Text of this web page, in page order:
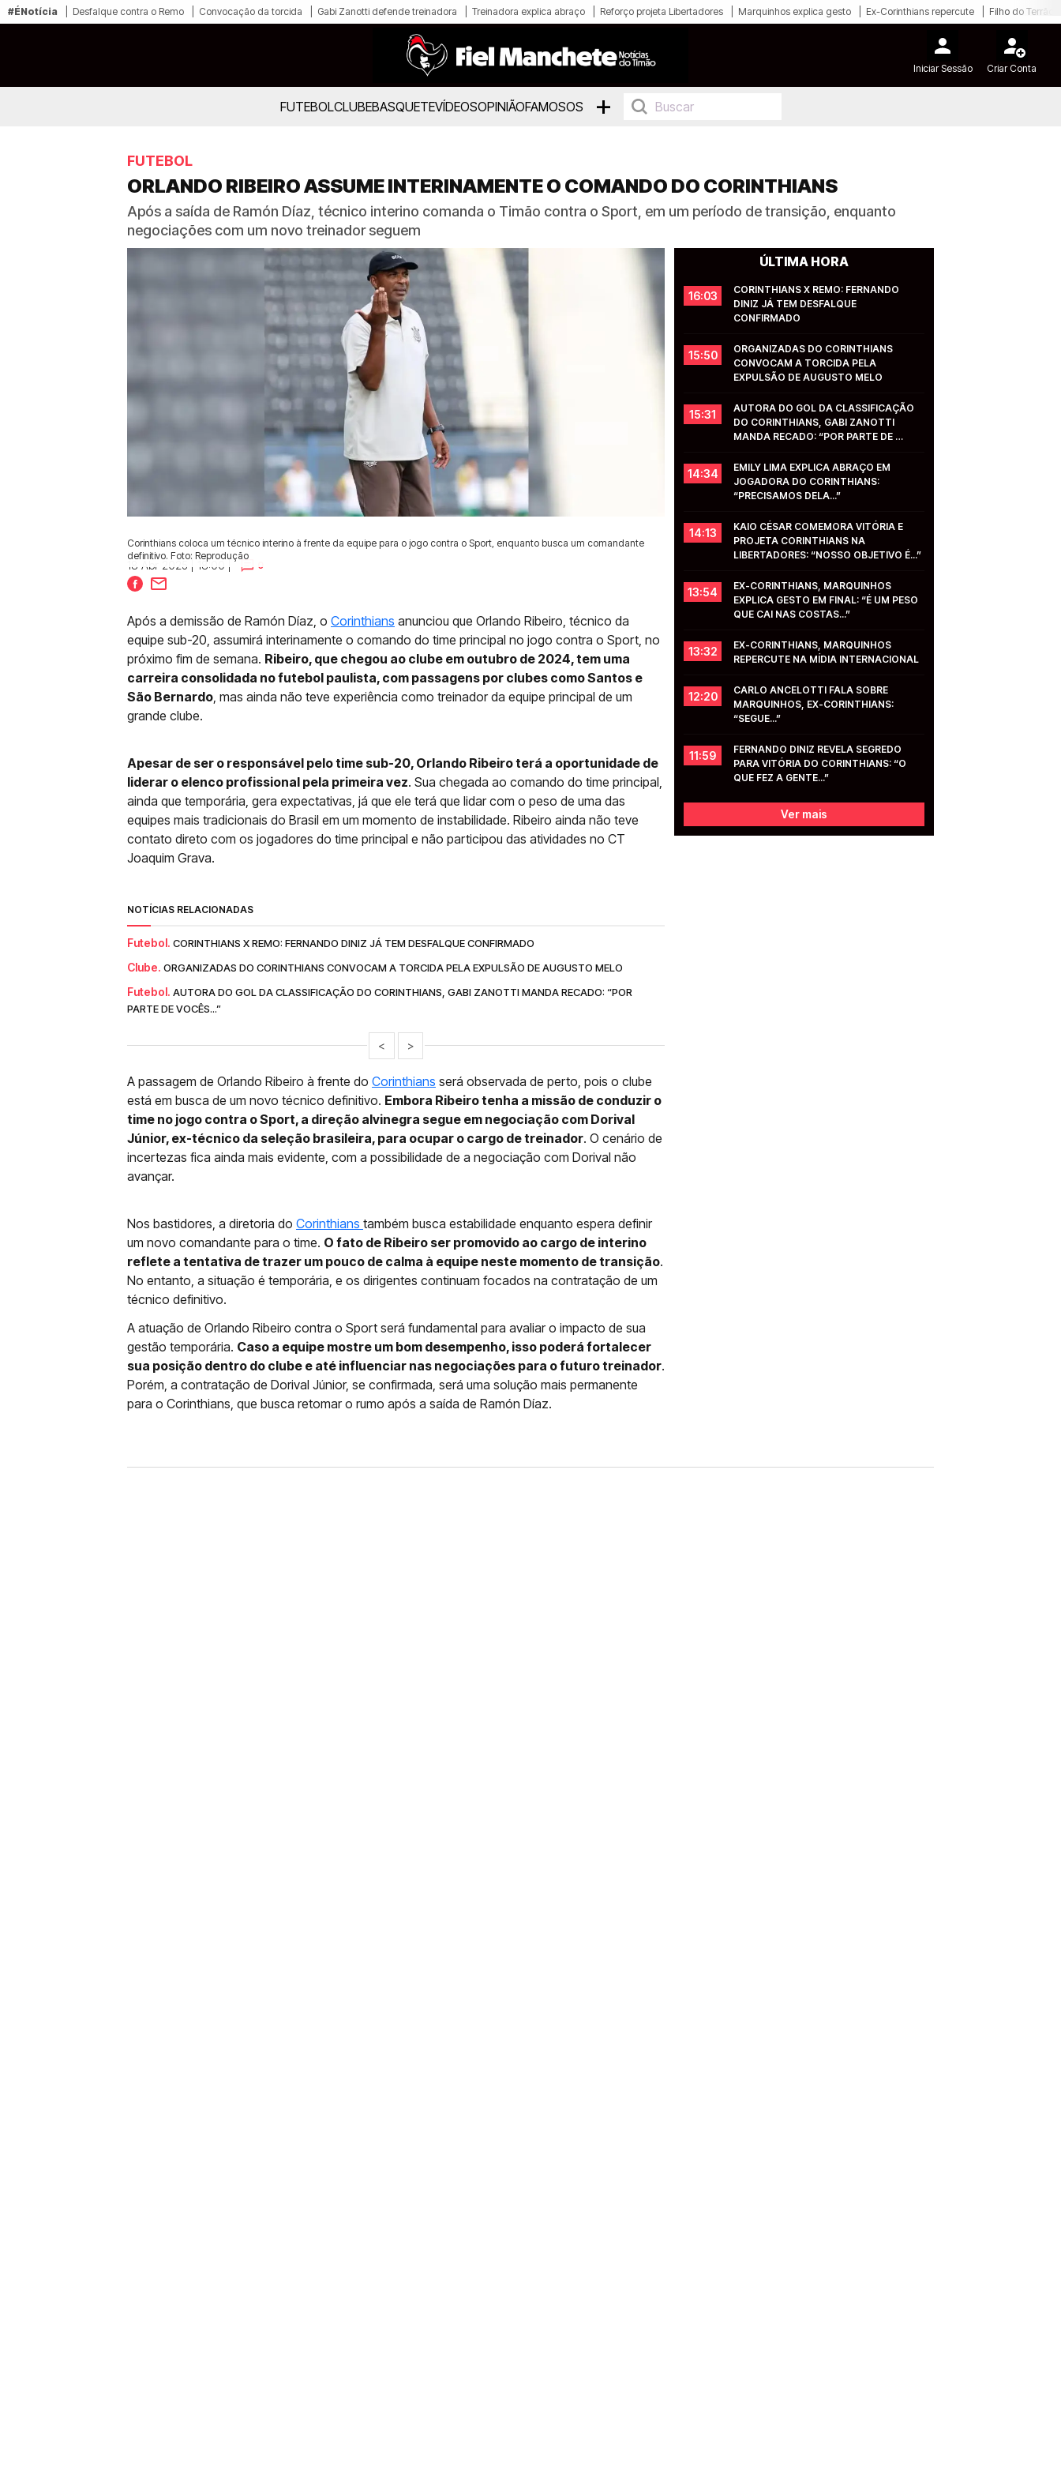
#ÉNotícia Desfalque contra o Remo Convocação da torcida Gabi Zanotti defende treinadora Treinadora explica abraço Reforço projeta Libertadores Marquinhos explica gesto Ex-Corinthians repercute Filho do Terrão
Iniciar Sessão Criar Conta
FUTEBOLCLUBEBASQUETEVÍDEOSOPINIÃOFAMOSOS +
FUTEBOL
ORLANDO RIBEIRO ASSUME INTERINAMENTE O COMANDO DO CORINTHIANS
Após a saída de Ramón Díaz, técnico interino comanda o Timão contra o Sport, em um período de transição, enquanto
negociações com um novo treinador seguem
Corinthians coloca um técnico interino à frente da equipe para o jogo contra o Sport, enquanto busca um comandante
definitivo. Foto: Reprodução
18 Abr 2025 | 18:00 | 0
Após a demissão de Ramón Díaz, o Corinthians anunciou que Orlando Ribeiro, técnico da
equipe sub-20, assumirá interinamente o comando do time principal no jogo contra o Sport, no
próximo fim de semana. Ribeiro, que chegou ao clube em outubro de 2024, tem uma
carreira consolidada no futebol paulista, com passagens por clubes como Santos e
São Bernardo , mas ainda não teve experiência como treinador da equipe principal de um
grande clube.
Apesar de ser o responsável pelo time sub-20, Orlando Ribeiro terá a oportunidade de
liderar o elenco profissional pela primeira vez. Sua chegada ao comando do time principal,
ainda que temporária, gera expectativas, já que ele terá que lidar com o peso de uma das
equipes mais tradicionais do Brasil em um momento de instabilidade. Ribeiro ainda não teve
contato direto com os jogadores do time principal e não participou das atividades no CT
Joaquim Grava.
NOTÍCIAS RELACIONADAS
Futebol. CORINTHIANS X REMO: FERNANDO DINIZ JÁ TEM DESFALQUE CONFIRMADO
Clube. ORGANIZADAS DO CORINTHIANS CONVOCAM A TORCIDA PELA EXPULSÃO DE AUGUSTO MELO
Futebol. AUTORA DO GOL DA CLASSIFICAÇÃO DO CORINTHIANS, GABI ZANOTTI MANDA RECADO: “POR
PARTE DE VOCÊS...”
< >
A passagem de Orlando Ribeiro à frente do Corinthians será observada de perto, pois o clube
está em busca de um novo técnico definitivo. Embora Ribeiro tenha a missão de conduzir o
time no jogo contra o Sport, a direção alvinegra segue em negociação com Dorival
Júnior, ex-técnico da seleção brasileira, para ocupar o cargo de treinador. O cenário de
incertezas fica ainda mais evidente, com a possibilidade de a negociação com Dorival não
avançar.
Nos bastidores, a diretoria do Corinthians também busca estabilidade enquanto espera definir
um novo comandante para o time. O fato de Ribeiro ser promovido ao cargo de interino
reflete a tentativa de trazer um pouco de calma à equipe neste momento de transição.
No entanto, a situação é temporária, e os dirigentes continuam focados na contratação de um
técnico definitivo.
A atuação de Orlando Ribeiro contra o Sport será fundamental para avaliar o impacto de sua
gestão temporária. Caso a equipe mostre um bom desempenho, isso poderá fortalecer
sua posição dentro do clube e até influenciar nas negociações para o futuro treinador.
Porém, a contratação de Dorival Júnior, se confirmada, será uma solução mais permanente
para o Corinthians, que busca retomar o rumo após a saída de Ramón Díaz.
ÚLTIMA HORA
16:03
CORINTHIANS X REMO: FERNANDO
DINIZ JÁ TEM DESFALQUE
CONFIRMADO
15:50
ORGANIZADAS DO CORINTHIANS
CONVOCAM A TORCIDA PELA
EXPULSÃO DE AUGUSTO MELO
15:31
AUTORA DO GOL DA CLASSIFICAÇÃO
DO CORINTHIANS, GABI ZANOTTI
MANDA RECADO: “POR PARTE DE
14:34
EMILY LIMA EXPLICA ABRAÇO EM
JOGADORA DO CORINTHIANS:
“PRECISAMOS DELA...”
14:13
KAIO CÉSAR COMEMORA VITÓRIA E
PROJETA CORINTHIANS NA
LIBERTADORES: “NOSSO OBJETIVO É...”
13:54
EX-CORINTHIANS, MARQUINHOS
EXPLICA GESTO EM FINAL: “É UM PESO
QUE CAI NAS COSTAS...”
13:32
EX-CORINTHIANS, MARQUINHOS
REPERCUTE NA MÍDIA INTERNACIONAL
12:20
CARLO ANCELOTTI FALA SOBRE
MARQUINHOS, EX-CORINTHIANS:
“SEGUE...”
11:59
FERNANDO DINIZ REVELA SEGREDO
PARA VITÓRIA DO CORINTHIANS: “O
QUE FEZ A GENTE...”
Ver mais